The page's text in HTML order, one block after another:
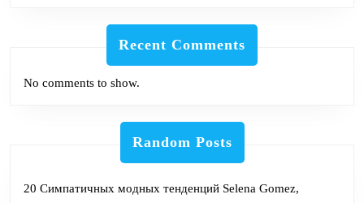
Recent Comments
No comments to show.
Random Posts
20 Симпатичных модных тенденций Selena Gomez,